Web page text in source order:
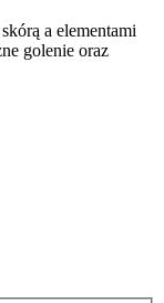
a elementami
golenie oraz